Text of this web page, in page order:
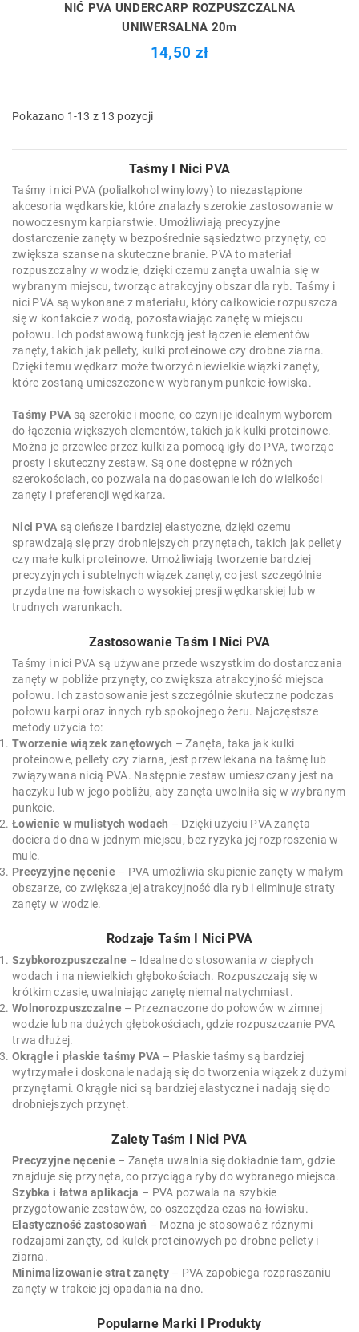
NIĆ PVA UNDERCARP ROZPUSZCZALNA
UNIWERSALNA 20m
14,50 zł
Pokazano 1-13 z 13 pozycji
Taśmy I Nici PVA
Taśmy i nici PVA (polialkohol winylowy) to niezastąpione
akcesoria wędkarskie, które znalazły szerokie zastosowanie w
nowoczesnym karpiarstwie. Umożliwiają precyzyjne
dostarczenie zanęty w bezpośrednie sąsiedztwo przynęty, co
zwiększa szanse na skuteczne branie. PVA to materiał
rozpuszczalny w wodzie, dzięki czemu zanęta uwalnia się w
wybranym miejscu, tworząc atrakcyjny obszar dla ryb. Taśmy i
nici PVA są wykonane z materiału, który całkowicie rozpuszcza
się w kontakcie z wodą, pozostawiając zanętę w miejscu
połowu. Ich podstawową funkcją jest łączenie elementów
zanęty, takich jak pellety, kulki proteinowe czy drobne ziarna.
Dzięki temu wędkarz może tworzyć niewielkie wiązki zanęty,
które zostaną umieszczone w wybranym punkcie łowiska.
Taśmy PVA są szerokie i mocne, co czyni je idealnym wyborem
do łączenia większych elementów, takich jak kulki proteinowe.
Można je przewlec przez kulki za pomocą igły do PVA, tworząc
prosty i skuteczny zestaw. Są one dostępne w różnych
szerokościach, co pozwala na dopasowanie ich do wielkości
zanęty i preferencji wędkarza.
Nici PVA są cieńsze i bardziej elastyczne, dzięki czemu
sprawdzają się przy drobniejszych przynętach, takich jak pellety
czy małe kulki proteinowe. Umożliwiają tworzenie bardziej
precyzyjnych i subtelnych wiązek zanęty, co jest szczególnie
przydatne na łowiskach o wysokiej presji wędkarskiej lub w
trudnych warunkach.
Zastosowanie Taśm I Nici PVA
Taśmy i nici PVA są używane przede wszystkim do dostarczania
zanęty w pobliże przynęty, co zwiększa atrakcyjność miejsca
połowu. Ich zastosowanie jest szczególnie skuteczne podczas
połowu karpi oraz innych ryb spokojnego żeru. Najczęstsze
metody użycia to:
Tworzenie wiązek zanętowych – Zanęta, taka jak kulki
proteinowe, pellety czy ziarna, jest przewlekana na taśmę lub
związywana nicią PVA. Następnie zestaw umieszczany jest na
haczyku lub w jego pobliżu, aby zanęta uwolniła się w wybranym
punkcie.
Łowienie w mulistych wodach – Dzięki użyciu PVA zanęta
dociera do dna w jednym miejscu, bez ryzyka jej rozproszenia w
mule.
Precyzyjne nęcenie – PVA umożliwia skupienie zanęty w małym
obszarze, co zwiększa jej atrakcyjność dla ryb i eliminuje straty
zanęty w wodzie.
Rodzaje Taśm I Nici PVA
Szybkorozpuszczalne – Idealne do stosowania w ciepłych
wodach i na niewielkich głębokościach. Rozpuszczają się w
krótkim czasie, uwalniając zanętę niemal natychmiast.
Wolnorozpuszczalne – Przeznaczone do połowów w zimnej
wodzie lub na dużych głębokościach, gdzie rozpuszczanie PVA
trwa dłużej.
Okrągłe i płaskie taśmy PVA – Płaskie taśmy są bardziej
wytrzymałe i doskonale nadają się do tworzenia wiązek z dużymi
przynętami. Okrągłe nici są bardziej elastyczne i nadają się do
drobniejszych przynęt.
Zalety Taśm I Nici PVA
Precyzyjne nęcenie – Zanęta uwalnia się dokładnie tam, gdzie
znajduje się przynęta, co przyciąga ryby do wybranego miejsca.
Szybka i łatwa aplikacja – PVA pozwala na szybkie
przygotowanie zestawów, co oszczędza czas na łowisku.
Elastyczność zastosowań – Można je stosować z różnymi
rodzajami zanęty, od kulek proteinowych po drobne pellety i
ziarna.
Minimalizowanie strat zanęty– PVA zapobiega rozpraszaniu
zanęty w trakcie jej opadania na dno.
Popularne Marki I Produkty